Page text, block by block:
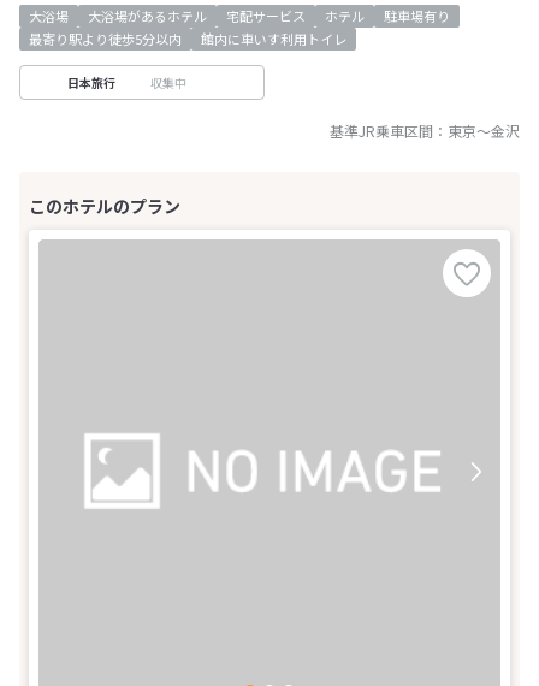
大浴場 大浴場があるホテル 宅配サービス ホテル
駐車場有り
最寄り駅より徒歩5分以内
館内に車いす利用トイレ
日本旅行 収集中
基準JR乗車区間： 東京～金沢